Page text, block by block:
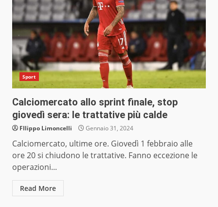
Sport
Calciomercato allo sprint finale, stop
giovedì sera: le trattative più calde
FIlippo Limoncelli Gennaio 31, 2024
Calciomercato, ultime ore. Giovedì 1 febbraio alle
ore 20 si chiudono le trattative. Fanno eccezione le
operazioni...
Read More